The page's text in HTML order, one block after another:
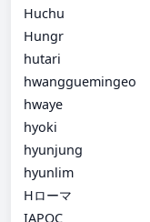
Huchu
Hungr
hutari
hwangguemingeo
hwaye
hyoki
hyunjung
hyunlim
Hローマ
IAPOC